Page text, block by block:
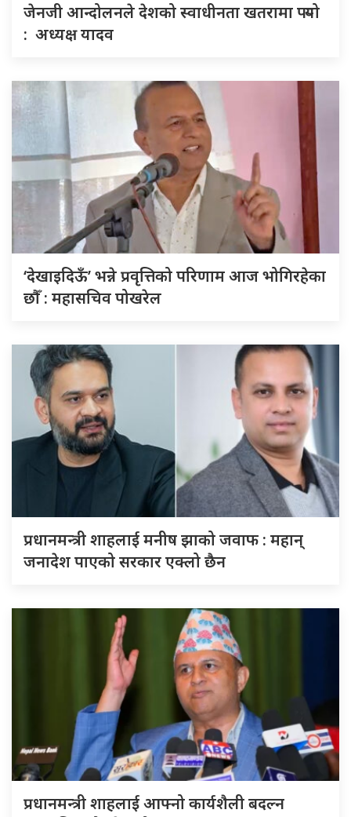
जेनजी आन्दोलनले देशको स्वाधीनता खतरामा पर्‍यो
: अध्यक्ष यादव
‘देखाइदिऊँ’ भन्ने प्रवृत्तिको परिणाम आज भोगिरहेका
छौँ : महासचिव पोखरेल
प्रधानमन्त्री शाहलाई मनीष झाको जवाफ : महान्
जनादेश पाएको सरकार एक्लो छैन
प्रधानमन्त्री शाहलाई आफ्नो कार्यशैली बदल्न